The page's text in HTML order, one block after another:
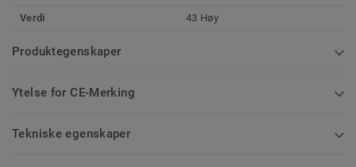
Verdi 43 Høy
Produktegenskaper
Ytelse for CE-Merking
Tekniske egenskaper